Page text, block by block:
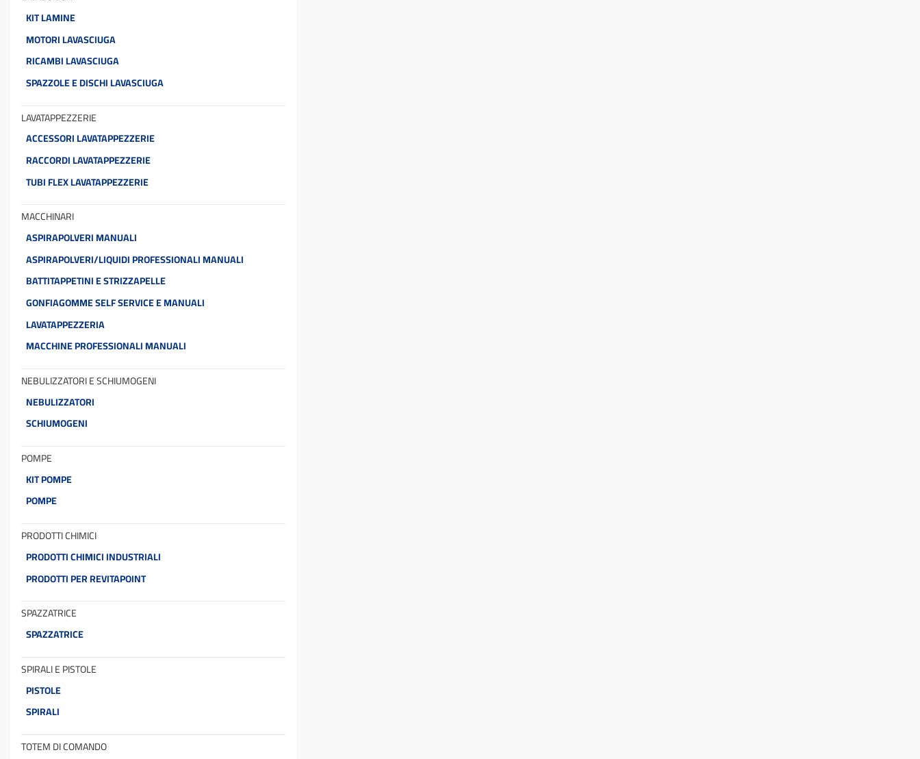
KIT LAMINE
MOTORI LAVASCIUGA
RICAMBI LAVASCIUGA
SPAZZOLE E DISCHI LAVASCIUGA
LAVATAPPEZZERIE
ACCESSORI LAVATAPPEZZERIE
RACCORDI LAVATAPPEZZERIE
TUBI FLEX LAVATAPPEZZERIE
MACCHINARI
ASPIRAPOLVERI MANUALI
ASPIRAPOLVERI/LIQUIDI PROFESSIONALI MANUALI
BATTITAPPETINI E STRIZZAPELLE
GONFIAGOMME SELF SERVICE E MANUALI
LAVATAPPEZZERIA
MACCHINE PROFESSIONALI MANUALI
NEBULIZZATORI E SCHIUMOGENI
NEBULIZZATORI
SCHIUMOGENI
POMPE
KIT POMPE
POMPE
PRODOTTI CHIMICI
PRODOTTI CHIMICI INDUSTRIALI
PRODOTTI PER REVITAPOINT
SPAZZATRICE
SPAZZATRICE
SPIRALI E PISTOLE
PISTOLE
SPIRALI
TOTEM DI COMANDO